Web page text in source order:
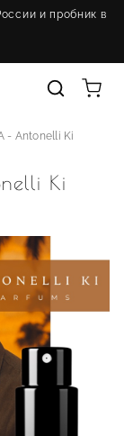
и пробник в
- Antonelli Ki
Ki